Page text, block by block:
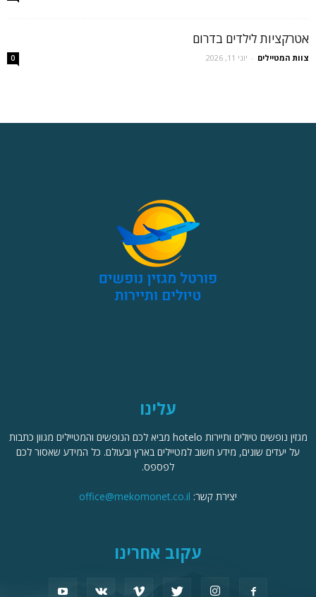
אטרקציות לילדים בדרום
צוות המטיילים - יוני 11, 2026 0
עלינו
מגזין נופשים טיולים ותיירות hotelo מביא לכם הנופשים והמטיילים מגוון כתבות
על יעדים שונים, מידע חשוב למטיילים בארץ ובעולם. כל המידע שאסור לכם
לפספס.
יצירת קשר: office@mekomonet.co.il
עקוב אחרינו